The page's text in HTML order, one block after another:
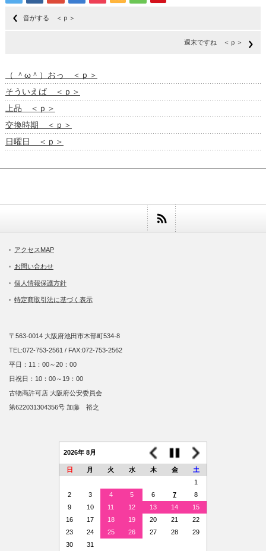
音がする ＜ｐ＞
週末ですね ＜ｐ＞
（ ＾ω＾）おっ ＜ｐ＞
そういえば ＜ｐ＞
上品 ＜ｐ＞
交換時期 ＜ｐ＞
日曜日 ＜ｐ＞
アクセスMAP
お問い合わせ
個人情報保護方針
特定商取引法に基づく表示
〒563-0014 大阪府池田市木部町534-8
TEL:072-753-2561 / FAX:072-753-2562
平日：11：00～20：00
日祝日：10：00～19：00
古物商許可店 大阪府公安委員会
第622031304356号 加藤 裕之
2026年 8月
日 月 火 水 木 金
土
1
2
3 4 5 6 7
8
9
10 11 12 13 14
15
16
17 18 19 20 21
22
23
24 25 26 27 28
29
30
31